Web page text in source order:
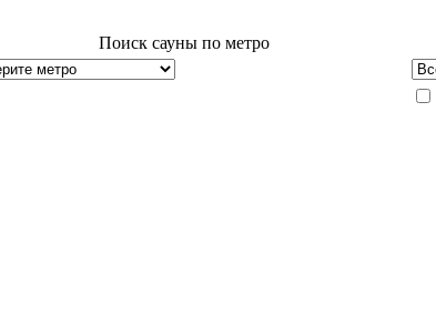
Поиск сауны по метро